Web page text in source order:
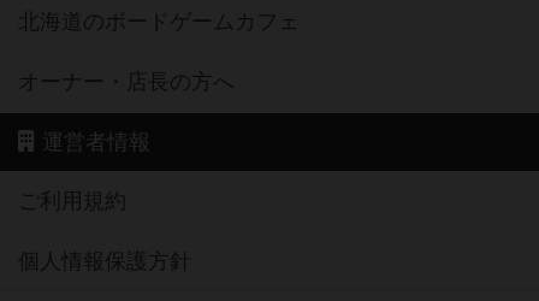
北海道のボードゲームカフェ
オーナー・店長の方へ
運営者情報
ご利用規約
個人情報保護方針